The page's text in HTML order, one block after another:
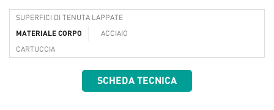
SUPERFICI DI TENUTA LAPPATE
MATERIALE CORPO ACCIAIO
CARTUCCIA
SCHEDA TECNICA